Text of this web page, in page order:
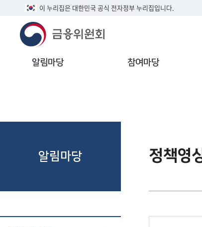
이 누리집은 대한민국 공식 전자정부 누리집입니다.
알림마당 참여마당
알림마당 정책영